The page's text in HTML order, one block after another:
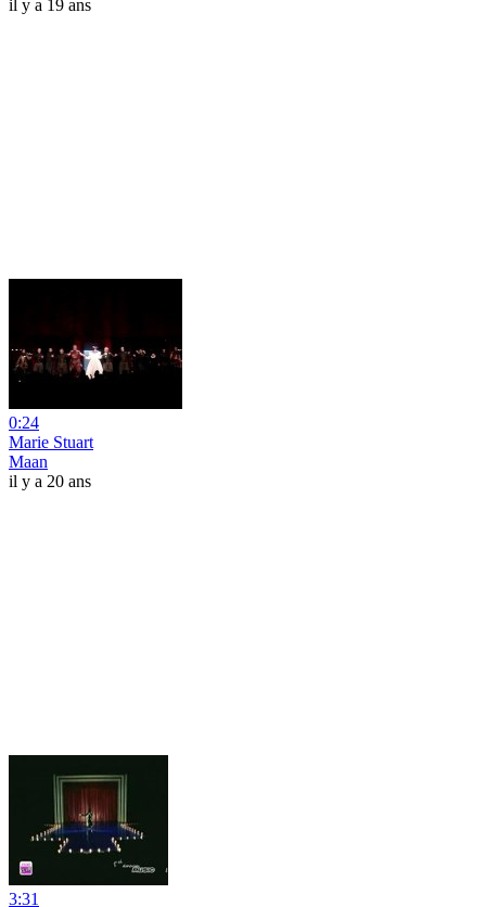
il y a 19 ans
0:24
Marie Stuart
Maan
il y a 20 ans
3:31